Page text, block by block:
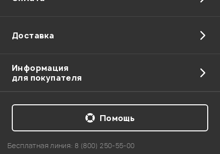
Доставка
Информация
для покупателя
Бесплатная линия: 8 (800) 250-55-00
Помощь